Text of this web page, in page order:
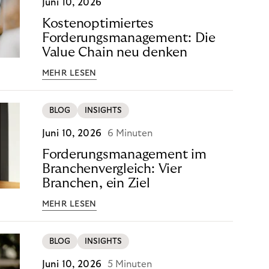
Juni 10, 2026
Kostenoptimiertes
Forderungsmanagement: Die
Value Chain neu denken
MEHR LESEN
BLOG INSIGHTS
Juni 10, 2026 6 Minuten
Forderungsmanagement im
Branchenvergleich: Vier
Branchen, ein Ziel
MEHR LESEN
BLOG INSIGHTS
Juni 10, 2026 5 Minuten